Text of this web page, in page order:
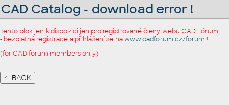
CAD Catalog - download error !
Tento blok jen k dispozici jen pro registrované členy webu CAD Fórum
- bezplatná registrace a přihlášení se nawww.cadforum.cz/forum !
(for CAD forum members only)